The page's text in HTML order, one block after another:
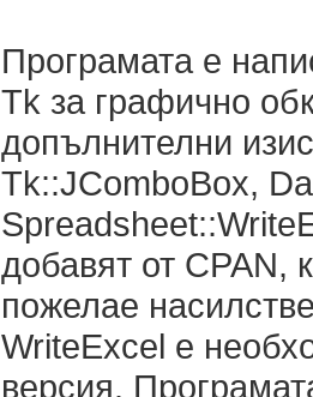
Програмата е
Tk за графично
допълнителни
Tk::JComboBox,
добавят от CPAN,
пожелае
WriteExcel е
версия.